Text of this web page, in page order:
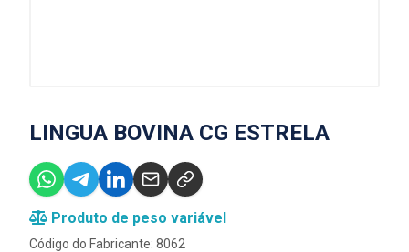
LINGUA BOVINA CG ESTRELA
Produto de peso variável
Código do Fabricante: 8062